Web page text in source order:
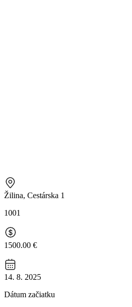
Žilina, Cestárska 1
1001
1500.00 €
14. 8. 2025
Dátum začiatku